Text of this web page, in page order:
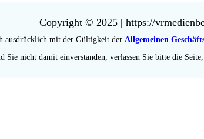
Copyright © 2025 | https://
ausdrücklich mit der Gültigkeit der Allgemeinen
Sie nicht damit einverstanden, verlassen Sie bitte die